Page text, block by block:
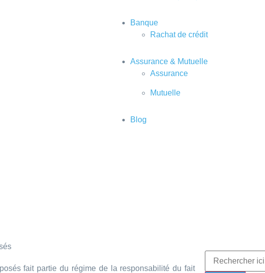
Banque
Rachat de crédit
Assurance & Mutuelle
Assurance
Mutuelle
Blog
fait partie du régime de la responsabilité du fait